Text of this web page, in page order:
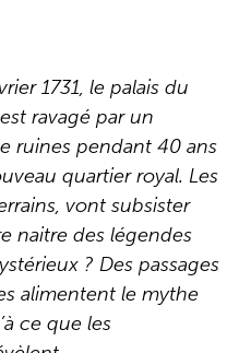
1731, le palais du
ravagé par un
ruines pendant 40 ans
quartier royal. Les
vont subsister
naitre des légendes
? Des passages
alimentent le mythe
ce que les